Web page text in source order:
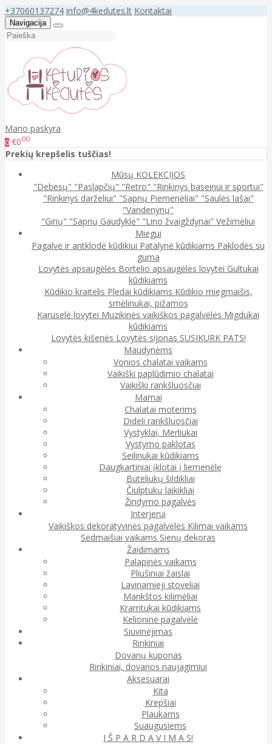
+37060137274 info@4kedutes.lt Kontaktai
Navigacija
Mano paskyra
0 €000
Prekių krepšelis tuščias!
Mūsų KOLEKCIJOS
"Debesų" "Paslapčių" "Retro" "Rinkinys baseinui ir sportui"
"Rinkinys darželiui" "Sapnų Piemenėliai" "Saulės lašai"
"Vandenynų"
"Girių" "Sapnų Gaudyklė" "Lino žvaigždynai" Vežimėliui
Miegui
Pagalvė ir antklodė kūdikiui Patalynė kūdikiams Paklodės su
guma
Lovytės apsaugėlės Bortelio apsaugėlės lovytei Gultukai
kūdikiams
Kūdikio kraitelis Pledai kūdikiams Kūdikio miegmaišis,
smėlinukai, pižamos
Karuselė lovytei Muzikinės vaikiškos pagalvėlės Migdukai
kūdikiams
Lovytės kišenės Lovytės sijonas SUSIKURK PATS!
Maudynėms
Vonios chalatai vaikams
Vaikiški paplūdimio chalatai
Vaikiški rankšluosčiai
Mamai
Chalatai moterims
Dideli rankšluosčiai
Vystyklai, Merliukai
Vystymo paklotas
Seilinukai kūdikiams
Daugkartiniai įklotai į liemenėlę
Buteliukų šildikliai
Čiulptukų laikikliai
Žindymo pagalvės
Interjerui
Vaikiškos dekoratyvinės pagalvėlės Kilimai vaikams
Sėdmaišiai vaikams Sienų dekoras
Žaidimams
Palapinės vaikams
Pliušiniai žaislai
Lavinamieji stoveliai
Mankštos kilimėliai
Kramtukai kūdikiams
Kelioninė pagalvėlė
Siuvinėjimas
Rinkiniai
Dovanų kuponas
Rinkiniai, dovanos naujagimiui
Aksesuarai
Kita
Krepšiai
Plaukams
Suaugusiems
I Š P A R D A V I M A S!